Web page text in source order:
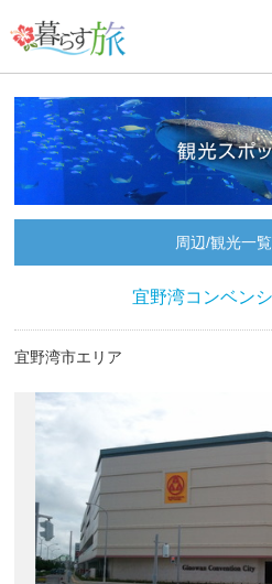
周辺/観光一
宜野湾コンベン
宜野湾市エリア